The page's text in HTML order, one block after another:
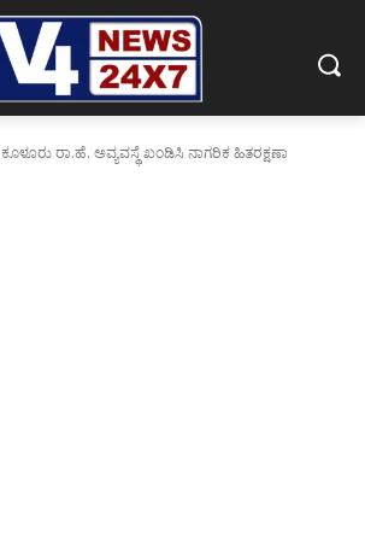
ಕೂಳೂರು ರಾ.ಹೆ. ಅವ್ಯವಸ್ಥೆ ಖಂಡಿಸಿ ನಾಗರಿಕ ಹಿತರಕ್ಷಣಾ